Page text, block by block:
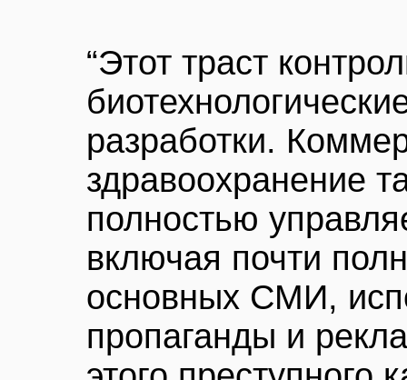
“Этот траст
разработки.
здравоохранение
полностью
включая почти
основных СМИ,
пропаганды и